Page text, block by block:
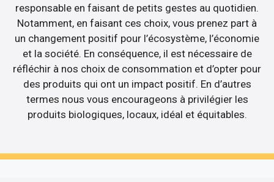
responsable en faisant de petits gestes au quotidien.
Notamment, en faisant ces choix, vous prenez part à
un changement positif pour l’écosystème, l’économie
et la société. En conséquence, il est nécessaire de
réfléchir à nos choix de consommation et d’opter pour
des produits qui ont un impact positif. En d’autres
termes nous vous encourageons à privilégier les
produits biologiques, locaux, idéal et équitables.